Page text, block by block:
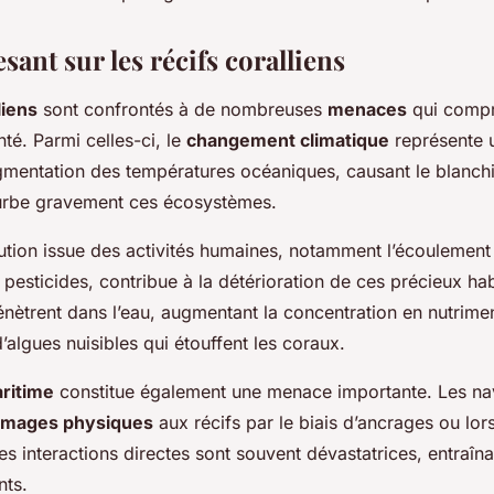
sur les récifs coralliens
sont confrontés à de nombreuses menaces qui
Parmi celles-ci, le changement climatique représente
des températures océaniques, causant le
gravement ces écosystèmes.
issue des activités humaines, notamment
pesticides, contribue à la détérioration de ces précieux
dans l’eau, augmentant la concentration en
nuisibles qui étouffent les coraux.
constitue également une menace importante. Les
physiques aux récifs par le biais d’ancrages ou
interactions directes sont souvent dévastatrices,